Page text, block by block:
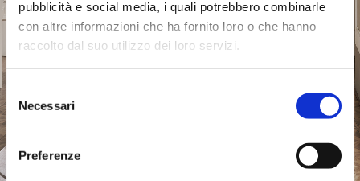
pubblicità e social media, i quali potrebbero combinarle
con altre informazioni che ha fornito loro o che hanno
raccolto dal suo utilizzo dei loro servizi.
del
consenso
Necessari
Preferenze